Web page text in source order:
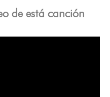
de está canción